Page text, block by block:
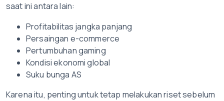
saat ini antara lain:
Profitabilitas jangka panjang
Persaingan e-commerce
Pertumbuhan gaming
Kondisi ekonomi global
Suku bunga AS
Karena itu, penting untuk tetap melakukan riset sebelum